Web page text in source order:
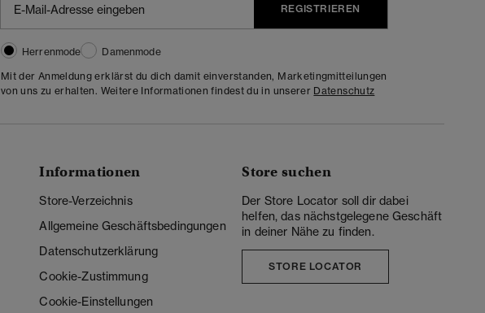
REGISTRIEREN
Herrenmode
Damenmode
Mit der Anmeldung erklärst du dich damit einverstanden, Marketingmitteilungen
von uns zu erhalten. Weitere Informationen findest du in unserer Datenschutz
Informationen
Store-Verzeichnis
Allgemeine Geschäftsbedingungen
Datenschutzerklärung
Cookie-Zustimmung
Cookie-Einstellungen
Store suchen
Der Store Locator soll dir dabei
helfen, das nächstgelegene Geschäft
in deiner Nähe zu finden.
STORE LOCATOR